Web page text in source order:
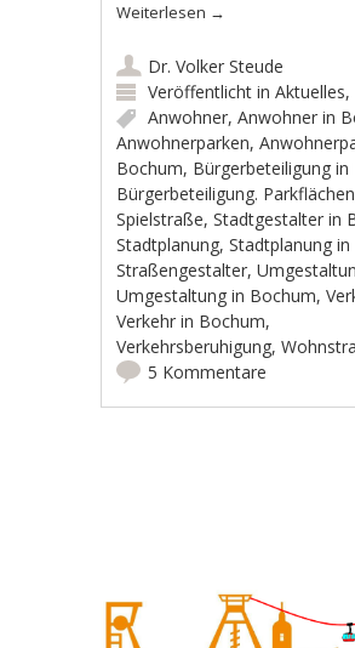
Weiterlesen →
Dr. Volker Steude
Veröffentlicht inAktuelles,
Anwohner,Anwohner in
Anwohnerparken,
Bochum, Bürgerbeteiligung
Bürgerbeteiligung. Parkflächen
Spielstraße,Stadtgestalter in
Stadtplanung,Stadtplanung
Straßengestalter,
Umgestaltung in Bochum,
Verkehr in Bochum,
Verkehrsberuhigung,
5 Kommentare